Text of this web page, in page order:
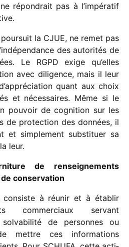
répon­drait pas à l’impératif
la CJUE, ne remet pas
des auto­ri­tés de
Le RGPD exige qu’elles
avec dili­gence, mais il leur
quant aux choix
et néces­saires. Même si le
pouvoir de cogni­tion sur les
de protec­tion des données, il
et simple­ment substi­tuer sa
leur.
de rensei­gne­ments
conser­va­tion
consiste à réunir et à établir
commer­ciaux servant
de personnes ou
mettre ces infor­ma­tions